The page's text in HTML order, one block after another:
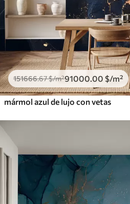
151666.67$/m²91000 .00 $/m²
mármol azul de lujo con vetas